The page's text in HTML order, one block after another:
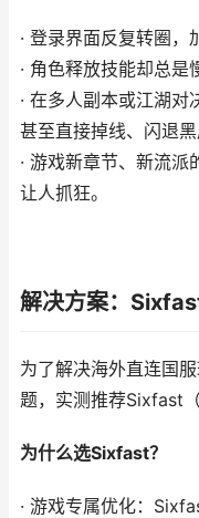
· 登录界面反复转圈，
· 角色释放技能却总是
· 在多人副本或江湖对
甚至直接掉线、闪退黑
· 游戏新章节、新流派
让人抓狂。
解决方案：
为了解决海外直连国
题，实测推荐Sixfast
为什么选Sixfast？
· 游戏专属优化：